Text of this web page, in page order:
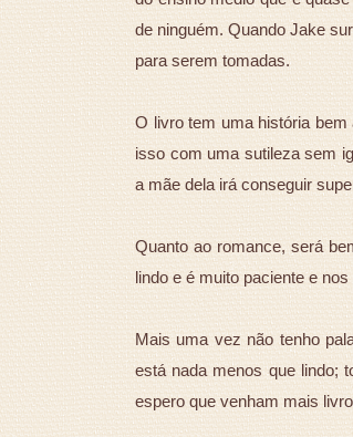
de ninguém. Quando Jake
para serem tomadas.
O livro tem uma história
isso com uma sutileza sem
a mãe dela irá conseguir
Quanto ao romance, será
lindo e é muito paciente e
Mais uma vez não tenho
está nada menos que lindo;
espero que venham mais